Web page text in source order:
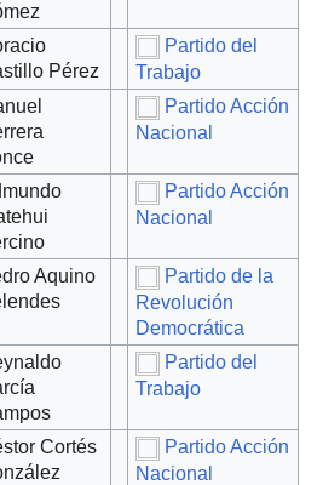
Pérez
Partido del
Trabajo
Partido Acción
Nacional
Partido Acción
Nacional
Aquino
Partido de la
Revolución
Democrática
Partido del
Trabajo
Cortés
Partido Acción
Nacional